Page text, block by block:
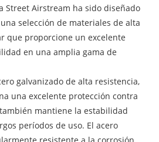
Street Airstream ha sido diseñado
selección de materiales de alta
que proporcione un excelente
en una amplia gama de
galvanizado de alta resistencia,
una excelente protección contra
mantiene la estabilidad
períodos de uso. El acero